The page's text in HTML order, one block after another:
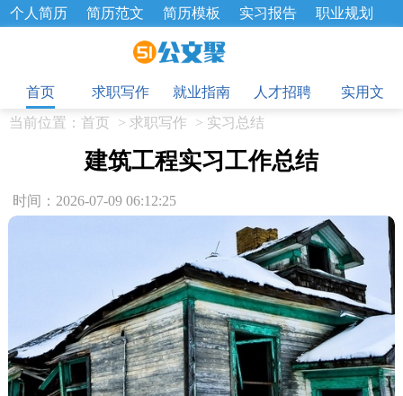
个人简历 简历范文 简历模板 实习报告
职业规划
招聘选拔 绩效考核
工作总结
辞职报告
首页
求职写作 就业指南 人才招聘
实用文
当前位置： 首页 > 求职写作 > 实习总结
建筑工程实习工作总结
时间：2026-07-09 06:12:25